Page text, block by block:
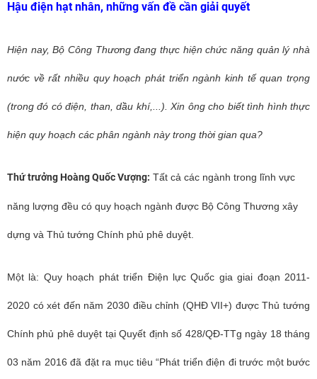
Hậu điện hạt nhân, những vấn đề cần giải quyết
Hiện nay, Bộ Công Thương đang thực hiện chức năng quản lý nhà
nước về rất nhiều quy hoạch phát triển ngành kinh tế quan trọng
(trong đó có điện, than, dầu khí,...). Xin ông cho biết tình hình thực
hiện quy hoạch các phân ngành này trong thời gian qua?
Thứ trưởng Hoàng Quốc Vượng: Tất cả các ngành trong lĩnh vực
năng lượng đều có quy hoạch ngành được Bộ Công Thương xây
dựng và Thủ tướng Chính phủ phê duyệt.
Một là: Quy hoạch phát triển Điện lực Quốc gia giai đoạn 2011-
2020 có xét đến năm 2030 điều chỉnh (QHĐ VII+) được Thủ tướng
Chính phủ phê duyệt tại Quyết định số 428/QĐ-TTg ngày 18 tháng
03 năm 2016 đã đặt ra mục tiêu “Phát triển điện đi trước một bước